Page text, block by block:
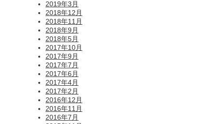
2019年3月
2018年12月
2018年11月
2018年9月
2018年5月
2017年10月
2017年9月
2017年7月
2017年6月
2017年4月
2017年2月
2016年12月
2016年11月
2016年7月